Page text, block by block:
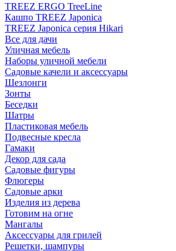
TREEZ ERGO TreeLine
Кашпо TREEZ Japonica
TREEZ Japonica серия Hikari
Все для дачи
Уличная мебель
Наборы уличной мебели
Садовые качели и аксессуары
Шезлонги
Зонты
Беседки
Шатры
Пластиковая мебель
Подвесные кресла
Гамаки
Декор для сада
Садовые фигуры
Флюгеры
Садовые арки
Изделия из дерева
Готовим на огне
Мангалы
Аксессуары для грилей
Решетки, шампуры